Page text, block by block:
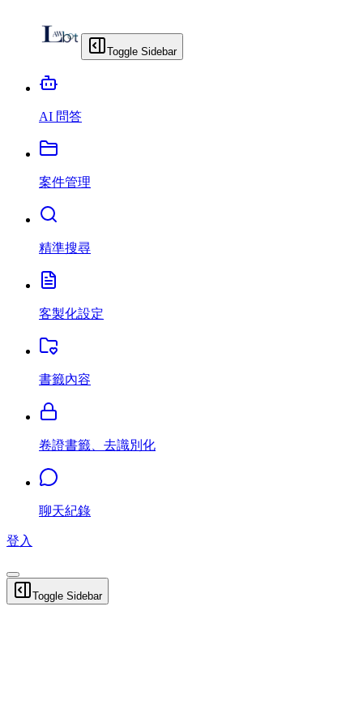
Toggle Sidebar
AI 問答
案件管理
精準搜尋
客製化設定
書籤內容
卷證書籤、去識別化
聊天紀錄
登入
Toggle Sidebar